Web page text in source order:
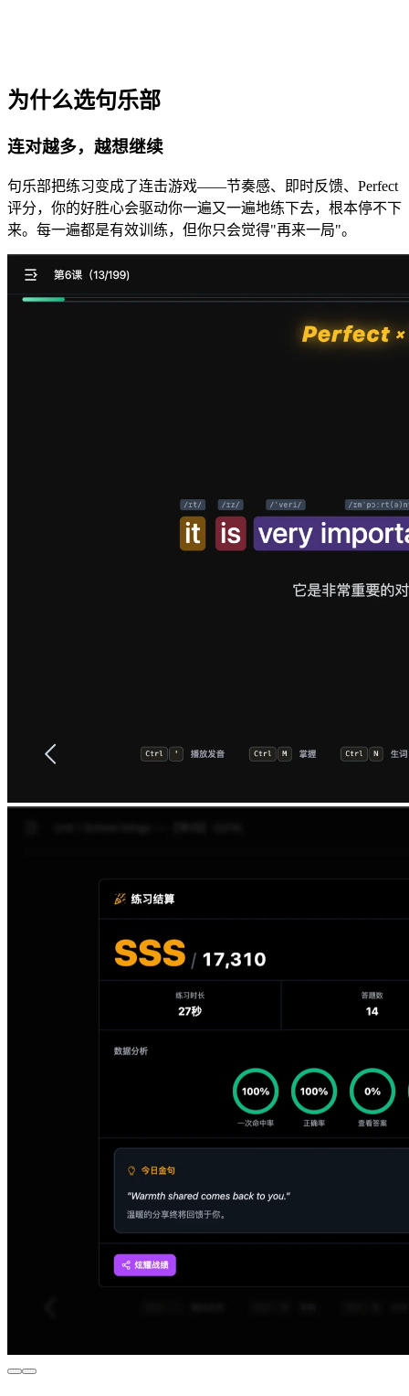
为什么选句乐部
连对越多，越想继续
句乐部把练习变成了连击游戏——节奏感、即时反馈、Perfect
评分，你的好胜心会驱动你一遍又一遍地练下去，根本停不下
来。每一遍都是有效训练，但你只会觉得"再来一局"。